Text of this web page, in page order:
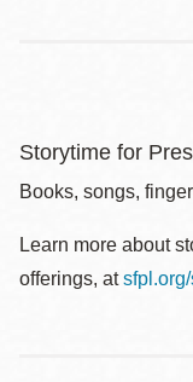
Storytime for
Books, songs,
Learn more about
offerings, at